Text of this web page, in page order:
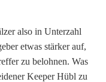
also in Unterzahl
etwas stärker auf,
zu belohnen. Was
Keeper Hübl zu